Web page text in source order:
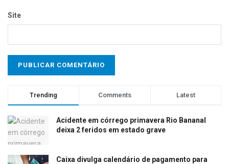
Site
Trending Comments Latest
Acidente em córrego primavera Rio Bananal
deixa 2 feridos em estado grave
Caixa divulga calendário de pagamento para